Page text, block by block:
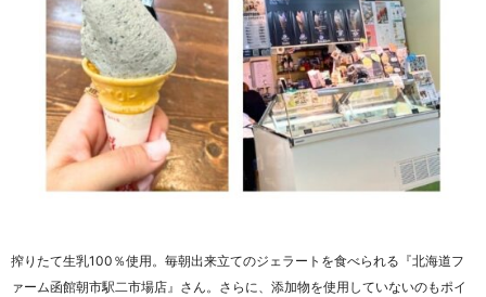
搾りたて生乳100％使用。毎朝出来立てのジェラートを食べられる『北海道フ
ァーム函館朝市駅二市場店』さん。さらに、添加物を使用していないのもポイ